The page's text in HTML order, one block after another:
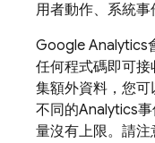
用者動作、系統事
Google Analytics
任何程式碼即可
集額外資料，您
不同的Analytics
量沒有上限。請